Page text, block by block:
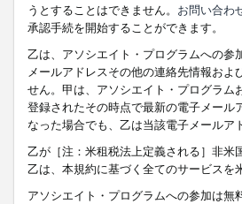
うとすることはできません。 お問い合わ
承認手続を開始することができます。
乙は、アソシエイト・プログラムへの
メールアドレスその他の連絡先情報お
せん。甲は、アソシエイト・プログラ
登録されたその時点で最新の電子メー
なった場合でも、乙は当該電子メール
乙が［注：米租税法上定義される］非
乙は、本規約に基づく全てのサービス
アソシエイト・プログラムへの参加は